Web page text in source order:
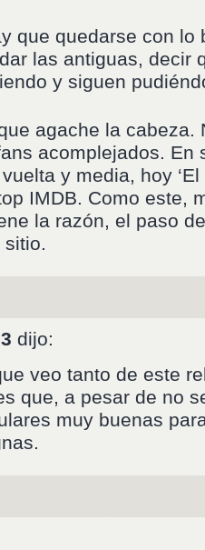
que quedarse con lo
las antiguas, decir
y siguen
agache la cabeza.
acomplejados. En
y media, hoy
IMDB. Como este,
la razón, el paso
sitio.
dijo:
veo tanto de este
que, a pesar de no
muy buenas